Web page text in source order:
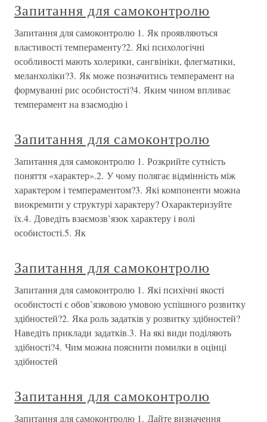
Запитання для самоконтролю
Запитання для самоконтролю 1. Як проявляються
властивості темпераменту?2. Які психологічні
особливості мають холерики, сангвініки, флегматики,
меланхоліки?3. Як може позначитись темперамент на
формуванні рис особистості?4. Яким чином впливає
темперамент на взаємодію і
Запитання для самоконтролю
Запитання для самоконтролю 1. Розкрийте сутність
поняття «характер».2. У чому полягає відмінність між
характером і темпераментом?3. Які компоненти можна
виокремити у структурі характеру? Охарактеризуйте
їх.4. Доведіть взаємозв’язок характеру і волі
особистості.5. Як
Запитання для самоконтролю
Запитання для самоконтролю 1. Які психічні якості
особистості є обов’язковою умовою успішного розвитку
здібностей?2. Яка роль задатків у розвитку здібностей?
Наведіть приклади задатків.3. На які види поділяють
здібності?4. Чим можна пояснити помилки в оцінці
здібностей
Запитання для самоконтролю
Запитання для самоконтролю 1. Дайте визначення